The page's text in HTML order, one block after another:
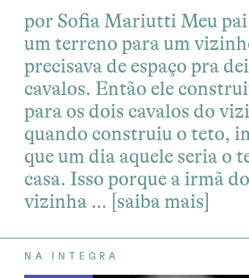
por Sofia Mariutti Meu
um terreno para um
precisava de espaço pra
cavalos. Então ele
para os dois cavalos do
quando construiu o teto,
que um dia aquele seria o
casa. Isso porque a irmã
vizinha … [saiba mais]
NA ÍNTEGRA